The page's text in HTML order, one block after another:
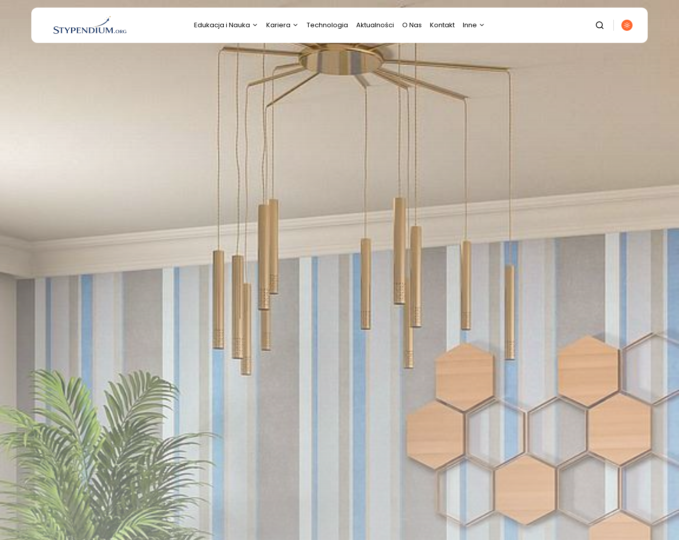
Edukacja i Nauka Kariera
Psychologia
Praca
Prawo
Technologia Aktualności O Nas Kontakt Inne
Budownictwo
Diety/Odchudzanie
Ekologia
It/Komputery/Gry
Komputerowe
Sport/Fitness/Kulturystyka
Transport/Logistyka
Turystyka/Podróże
Zdrowie
Zoologia/Rolnictwo/Leśnictwo
for: